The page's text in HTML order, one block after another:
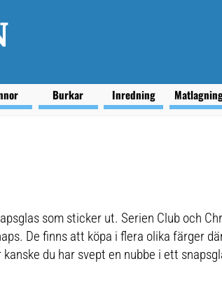
Burkar Inredning
som sticker ut. Serien Club och
De finns att köpa i flera olika färger
du har svept en nubbe i ett